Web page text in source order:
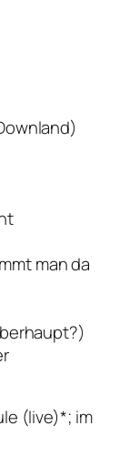
man da
(live)*; im